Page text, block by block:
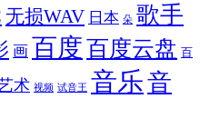
无损WAV 日本 朵 歌手
画 百度百度云盘 百
术 视频 试音王 音乐音